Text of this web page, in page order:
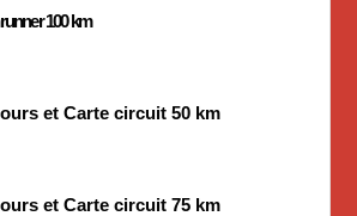
100 km
et Carte circuit 50 km
et Carte circuit 75 km